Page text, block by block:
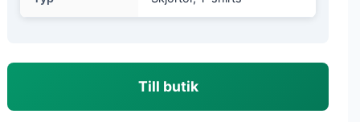
Till butik